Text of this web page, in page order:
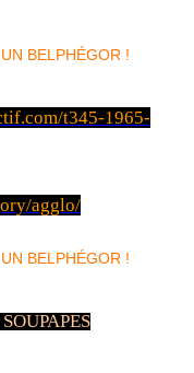
t345-1965-
agglo/